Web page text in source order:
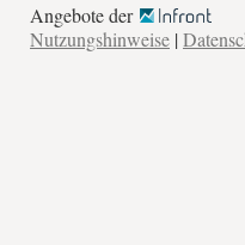
Angebote der
Nutzungshinweise |